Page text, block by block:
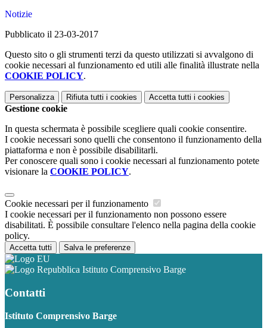
Notizie
Pubblicato il 23-03-2017
Questo sito o gli strumenti terzi da questo utilizzati si avvalgono di
cookie necessari al funzionamento ed utili alle finalità illustrate nella
COOKIE POLICY.
Personalizza Rifiuta tutti i cookies Accetta tutti i cookies
Gestione cookie
In questa schermata è possibile scegliere quali cookie consentire.
I cookie necessari sono quelli che consentono il funzionamento della
piattaforma e non è possibile disabilitarli.
Per conoscere quali sono i cookie necessari al funzionamento potete
visionare la COOKIE POLICY.
Cookie necessari per il funzionamento
I cookie necessari per il funzionamento non possono essere
disabilitati. È possibile consultare l'elenco nella pagina della cookie
policy.
Accetta tutti Salva le preferenze
Istituto Comprensivo Barge
Contatti
Istituto Comprensivo Barge